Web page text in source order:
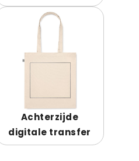
Achterzijde
digitale transfer